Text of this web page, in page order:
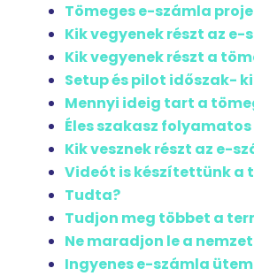
Tömeges e-számla
Kik vegyenek részt az
Kik vegyenek részt a
Setup és pilot időszak-
Mennyi ideig tart a
Éles szakasz
Kik vesznek részt az e-
Videót is készítettünk a
Tudta?
Tudjon meg többet a
Ne maradjon le a
Ingyenes e-számla